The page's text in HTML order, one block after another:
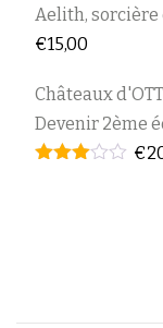
Aelith,
€15,00
Châteaux
Devenir 2ème
€